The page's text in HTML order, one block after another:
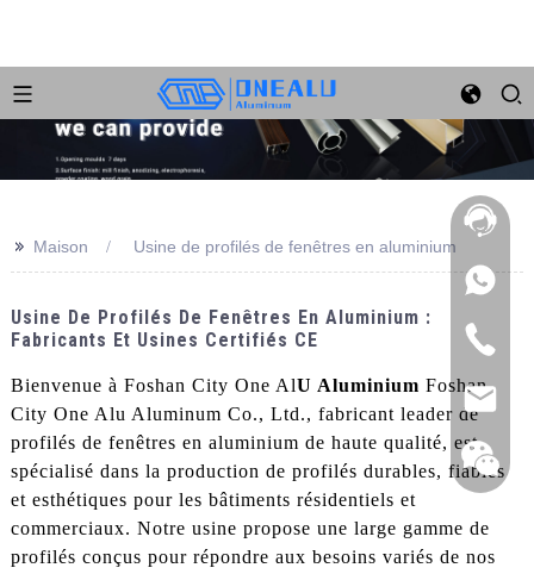
>> Maison Usine de profilés de fenêtres en aluminium
Usine De Profilés De Fenêtres En Aluminium :
Fabricants Et Usines Certifiés CE
Bienvenue à Foshan City One AlU Aluminium Foshan
City One Alu Aluminum Co., Ltd., fabricant leader de
profilés de fenêtres en aluminium de haute qualité, est
spécialisé dans la production de profilés durables, fiables
et esthétiques pour les bâtiments résidentiels et
commerciaux. Notre usine propose une large gamme de
profilés conçus pour répondre aux besoins variés de nos